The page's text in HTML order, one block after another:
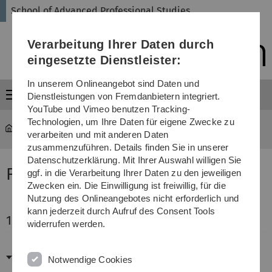
Direkt
Direkt
Direkt
(Sprache,
Drucken,
Media)
Direkt
Direkt
School of Advanced Professional Studies
Menü
... Artificial Intelligence for Connected Industries
FAQ: Master’s Program AI4CI
1. Project & Funding
Who funds the AI4CI program and how long
does it run?
Verarbeitung Ihrer Daten durch
eingesetzte Dienstleister:
In unserem Onlineangebot sind Daten und
Dienstleistungen von Fremdanbietern integriert.
YouTube und Vimeo benutzen Tracking-
Technologien, um Ihre Daten für eigene Zwecke zu
verarbeiten und mit anderen Daten
zusammenzuführen. Details finden Sie in unserer
Datenschutzerklärung. Mit Ihrer Auswahl willigen Sie
ggf. in die Verarbeitung Ihrer Daten zu den jeweiligen
Zwecken ein. Die Einwilligung ist freiwillig, für die
Nutzung des Onlineangebotes nicht erforderlich und
kann jederzeit durch Aufruf des Consent Tools
widerrufen werden.
Notwendige Cookies